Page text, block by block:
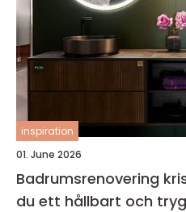
inspiration
01. June 2026
Badrumsrenovering
du ett hållbart och